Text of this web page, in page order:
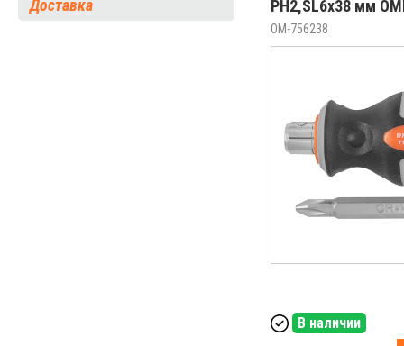
Доставка
РН2,SL6x38 мм
OM-756238
В наличии